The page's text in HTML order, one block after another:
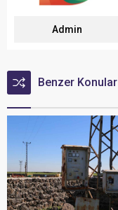
Admin
Benzer Konular